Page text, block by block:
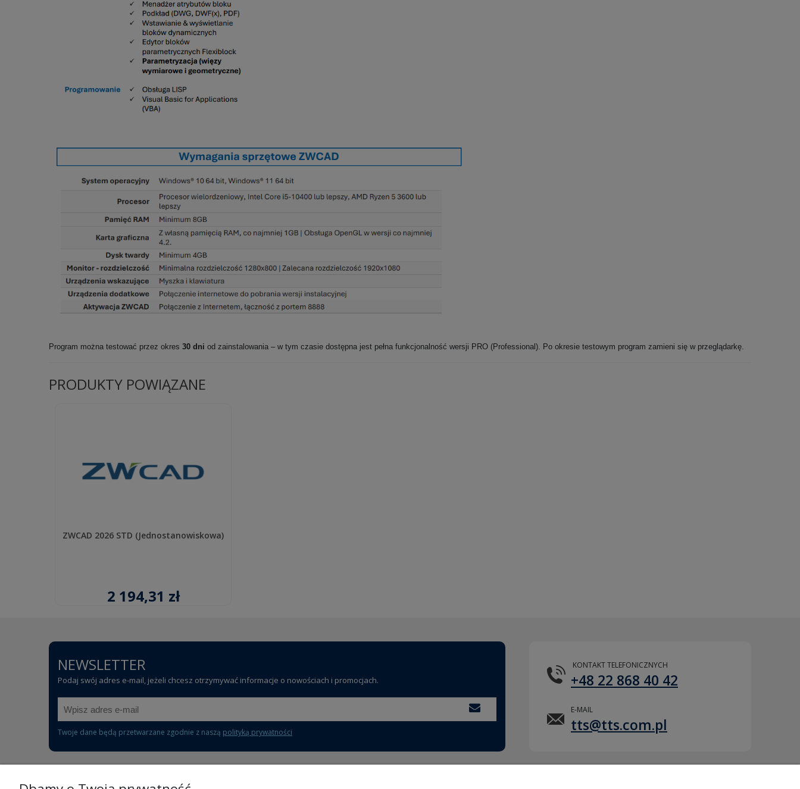
Program można testować przez okres 30 dni od zainstalowania – w tym czasie dostępna jest pełna funkcjonalność wersji PRO (Professional). Po okresie testowym program zamieni się w przeglądarkę.
PRODUKTY POWIĄZANE
ZWCAD 2026 STD (Jednostanowiskowa)
2 194,31 zł
NEWSLETTER
Podaj swój adres e-mail, jeżeli chcesz otrzymywać informacje o nowościach i promocjach.
Twoje dane będą przetwarzane zgodnie z naszą polityką prywatności
KONTAKT TELEFONICZNYCH
+48 22 868 40 42
E-MAIL
tts@tts.com.pl